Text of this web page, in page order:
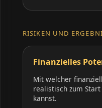
RISIKEN UND
Finanzielles
Mit welcher
realistisch zum
kannst.